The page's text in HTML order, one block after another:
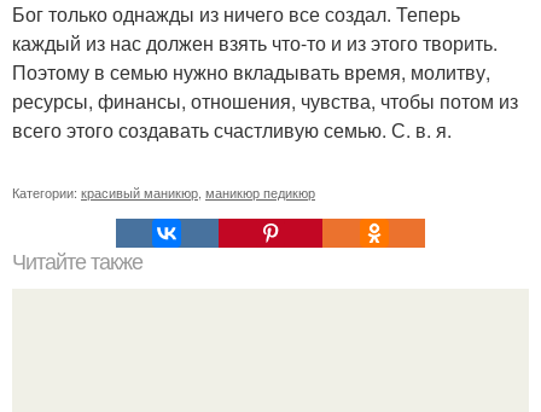
Бог только однажды из ничего все создал. Теперь
каждый из нас должен взять что-то и из этого творить.
Поэтому в семью нужно вкладывать время, молитву,
ресурсы, финансы, отношения, чувства, чтобы потом из
всего этого создавать счастливую семью. С. в. я.
Категории: красивый маникюр маникюр педикюр
Читайте также